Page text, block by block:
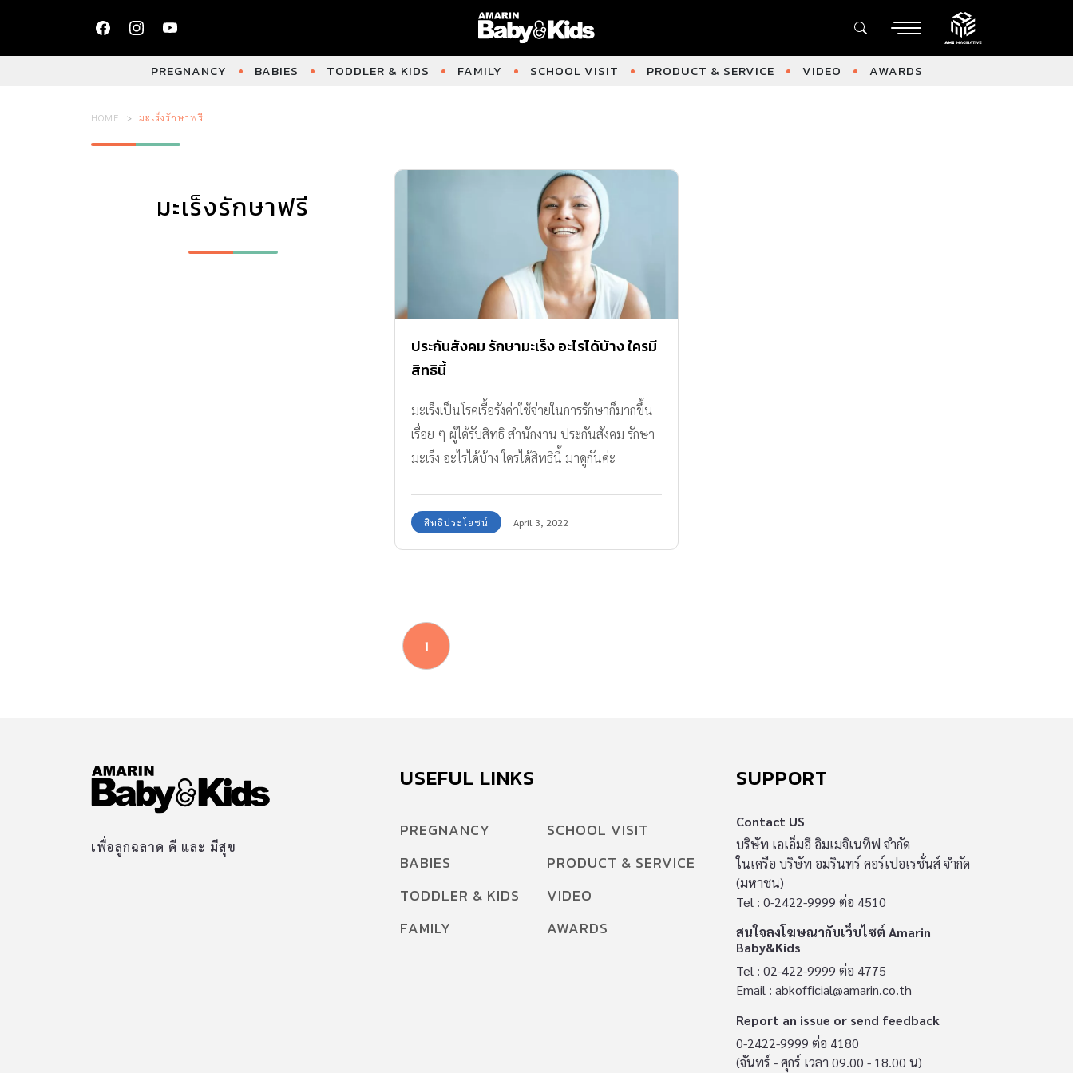
PREGNANCY BABIES TODDLER & KIDS FAMILY SCHOOL VISIT PRODUCT & SERVICE VIDEO AWARDS
HOME มะเร็งรักษาฟรี
มะเร็งรักษาฟรี
ประกันสังคม รักษามะเร็ง อะไรได้บ้าง ใครมี
สิทธินี้
มะเร็งเป็นโรคเรื้อรังค่าใช้จ่ายในการรักษาก็มากขึ้น
เรื่อย ๆ ผู้ได้รับสิทธิ สำนักงาน ประกันสังคม รักษา
มะเร็ง อะไรได้บ้าง ใครได้สิทธินี้ มาดูกันค่ะ
สิทธิประโยชน์ April 3, 2022
1
เพื่อลูกฉลาด ดี และ มีสุข
USEFUL LINKS
PREGNANCY
BABIES
TODDLER & KIDS
FAMILY
SCHOOL VISIT
PRODUCT & SERVICE
VIDEO
AWARDS
SUPPORT
Contact US
บริษัท เอเอ็มอี อิมเมจิเนทีฟ จำกัด
ในเครือ บริษัท อมรินทร์ คอร์เปอเรชั่นส์ จำกัด
(มหาชน)
Tel : 0-2422-9999 ต่อ 4510
สนใจลงโฆษณากับเว็บไซต์ Amarin
Baby&Kids
Tel : 02-422-9999 ต่อ 4775
Email : abkofficial@amarin.co.th
Report an issue or send feedback
0-2422-9999 ต่อ 4180
(จันทร์ - ศุกร์ เวลา 09.00 - 18.00 น)